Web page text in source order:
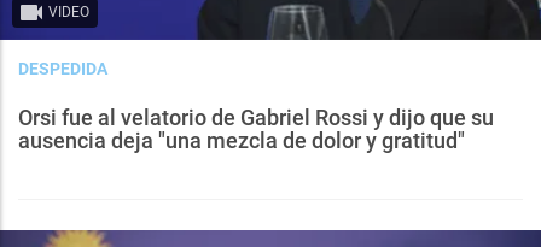
VIDEO
DESPEDIDA
Orsi fue al velatorio de Gabriel Rossi y dijo que su
ausencia deja "una mezcla de dolor y gratitud"